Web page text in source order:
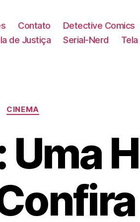
Contato Detective Comics
de Justiça Serial-Nerd
Categorias
CINEMA
Uma